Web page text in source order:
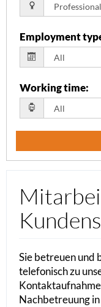
Employment
Working time:
Sie betreuen und
telefonisch zu
Nachbetreuung